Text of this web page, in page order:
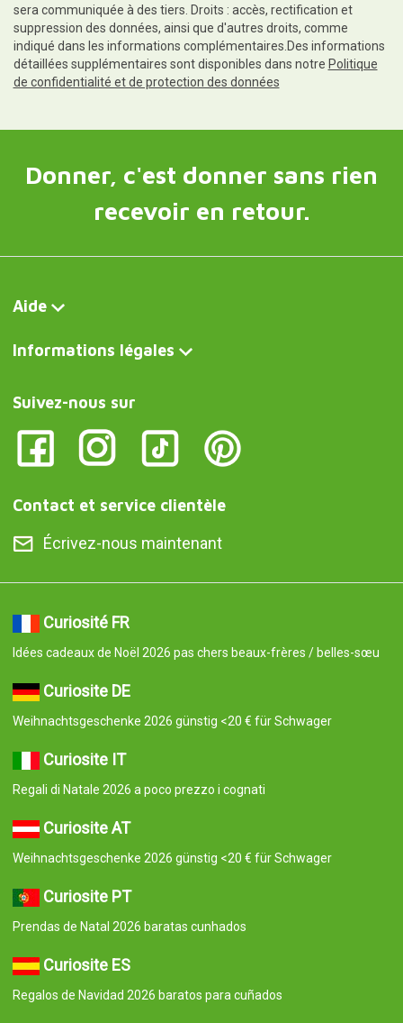
sera communiquée à des tiers. Droits : accès, rectification et
suppression des données, ainsi que d'autres droits, comme
indiqué dans les informations complémentaires.Des informations
détaillées supplémentaires sont disponibles dans notre Politique
de confidentialité et de protection des données
Donner, c'est donner sans rien
recevoir en retour.
Aide
Informations légales
Suivez-nous sur
Contact et service clientèle
Écrivez-nous maintenant
Curiosité FR
Idées cadeaux de Noël 2026 pas chers beaux-frères / belles-sœu
Curiosite DE
Weihnachtsgeschenke 2026 günstig <20 € für Schwager
Curiosite IT
Regali di Natale 2026 a poco prezzo i cognati
Curiosite AT
Weihnachtsgeschenke 2026 günstig <20 € für Schwager
Curiosite PT
Prendas de Natal 2026 baratas cunhados
Curiosite ES
Regalos de Navidad 2026 baratos para cuñados